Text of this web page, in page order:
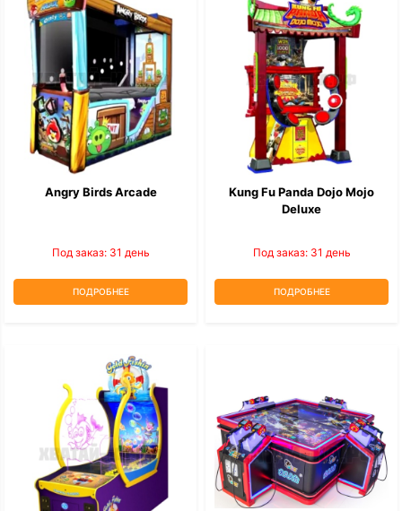
Angry Birds Arcade
Под заказ: 31 день
ПОДРОБНЕЕ
Kung Fu Panda Dojo Mojo
Deluxe
Под заказ: 31 день
ПОДРОБНЕЕ